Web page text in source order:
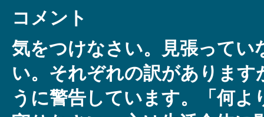
コメント
気をつけなさい。見張ってい
い。それぞれの訳があります
うに警告しています。「何よ